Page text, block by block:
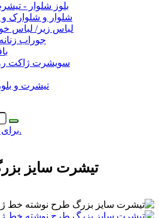
بلوز شلوار -
شلوار و شلوارک
لباس زیر/ لباس
جوراب
سویشرت ژاکت
تیشرت و
برای محصولات بیشتر کلیک کنید.
تیشرت سایز بزرگ